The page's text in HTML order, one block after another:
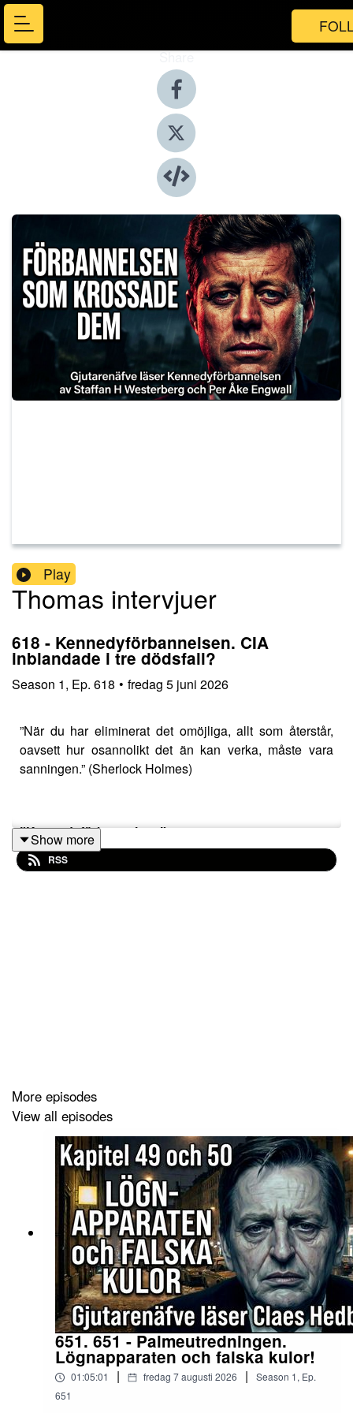
Share
Play
Thomas intervjuer
618 - Kennedyförbannelsen. CIA
inblandade i tre dödsfall?
Season 1, Ep. 618 • fredag 5 juni 2026
”När du har eliminerat det omöjliga, allt som återstår,
oavsett hur osannolikt det än kan verka, måste vara
sanningen.” (Sherlock Holmes)
”Kennedyförbannelsen”
Det var fredagen den 16 juli 1999. Klockan 19.30 stod
ett rödvitt, enmotorigt plan av märket Piper Saratoga
startklart utanför en hangar på Essex County Airport i
New Jersey. Det tillhörde Americas Golden Boy, John F
Kennedy junior, som skulle göra en flygtur norrut till
Cape Cod, där släkten och ett storbröllop väntade...
Kennedyförbannelsen, handlar om tre Kennedys som
under åren 1963, 1968 och 1999 tas bort ur samhället.
Med hög sannolikhet misstänks CIA återigen ligga
bakom dödsfallen...
Författare: Staffan H Westerberg och Per Engwall
Show more
RSS
More episodes
View all episodes
651. 651 - Palmeutredningen.
Lögnapparaten och falska kulor!
01:05:01 | fredag 7 augusti 2026 | Season 1, Ep.
651